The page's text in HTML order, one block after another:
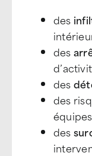
des
des
d’activit
des
des
des